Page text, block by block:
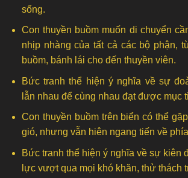
sống.
Con thuyền buồm muốn di chuyển
nhịp nhàng của tất cả các bộ phận,
buồm, bánh lái cho đến thuyền viên.
Bức tranh thể hiện ý nghĩa về sự
lẫn nhau để cùng nhau đạt được mục
Con thuyền buồm trên biển có thể
gió, nhưng vẫn hiên ngang tiến về
Bức tranh thể hiện ý nghĩa về sự kiên
lực vượt qua mọi khó khăn, thử thách